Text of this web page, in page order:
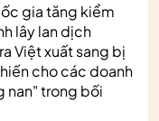
gia tăng kiểm
lây lan dịch
Việt xuất sang bị
cho các doanh
nan" trong bối